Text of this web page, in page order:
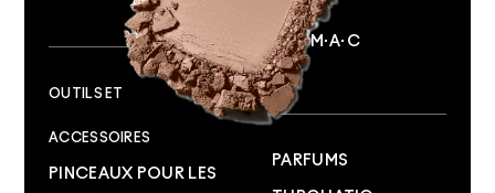
OUTILS ET
ACCESSOIRES
PINCEAUX POUR LES
MINI M·A·C
PARFUMS